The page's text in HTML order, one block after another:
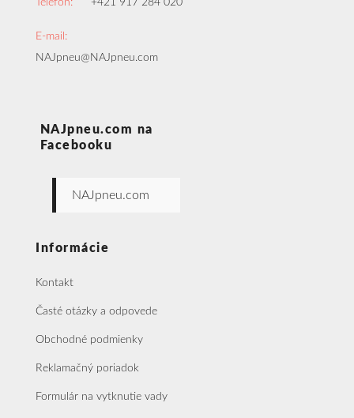
Telefón: +421 917 284 020
E-mail:
NAJpneu@NAJpneu.com
NAJpneu.com na
Facebooku
NAJpneu.com
Informácie
Kontakt
Časté otázky a odpovede
Obchodné podmienky
Reklamačný poriadok
Formulár na vytknutie vady